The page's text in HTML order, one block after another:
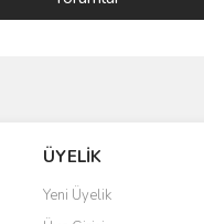
ÜYELİK
Yeni Üyelik